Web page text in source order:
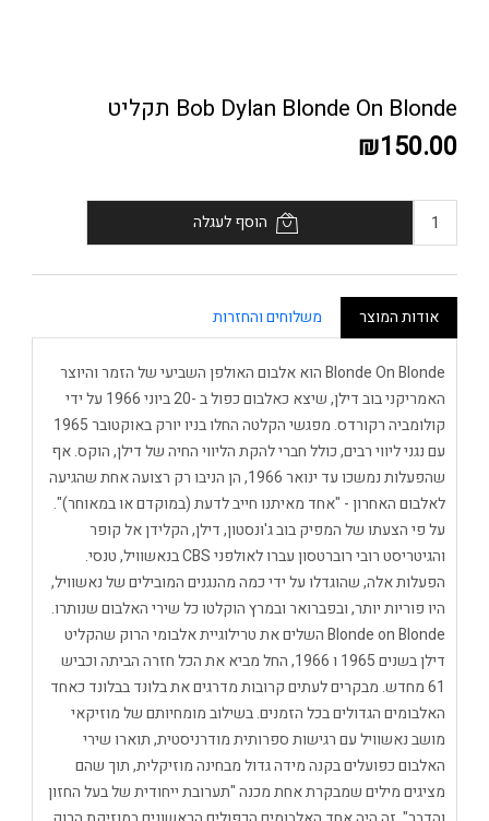
Bob Dylan Blonde On Blonde תקליט
₪150.00
הוסף לעגלה
אודות המוצר משלוחים והחזרות
Blonde On Blonde הוא אלבום האולפן השביעי של הזמר והיוצר
האמריקני בוב דילן, שיצא כאלבום כפול ב -20 ביוני 1966 על ידי
קולומביה רקורדס. מפגשי הקלטה החלו בניו יורק באוקטובר 1965
עם נגני ליווי רבים, כולל חברי להקת הליווי החיה של דילן, הוקס. אף
שהפעלות נמשכו עד ינואר 1966, הן הניבו רק רצועה אחת שהגיעה
לאלבום האחרון - "אחד מאיתנו חייב לדעת (במוקדם או במאוחר)".
על פי הצעתו של המפיק בוב ג'ונסטון, דילן, הקלידן אל קופר
והגיטריסט רובי רוברטסון עברו לאולפני CBS בנאשוויל, טנסי.
הפעלות אלה, שהוגדלו על ידי כמה מהנגנים המובילים של נאשוויל,
היו פוריות יותר, ובפברואר ובמרץ הוקלטו כל שירי האלבום שנותרו.
Blonde on Blonde השלים את טרילוגיית אלבומי הרוק שהקליט
דילן בשנים 1965 ו 1966, החל מביא את הכל חזרה הביתה וכביש
61 מחדש. מבקרים לעתים קרובות מדרגים את בלונד בבלונד כאחד
האלבומים הגדולים בכל הזמנים. בשילוב מומחיותם של מוזיקאי
מושב נאשוויל עם רגישות ספרותית מודרניסטית, תוארו שירי
האלבום כפועלים בקנה מידה גדול מבחינה מוזיקלית, תוך שהם
מציגים מילים שמבקרת אחת מכנה "תערובת ייחודית של בעל החזון